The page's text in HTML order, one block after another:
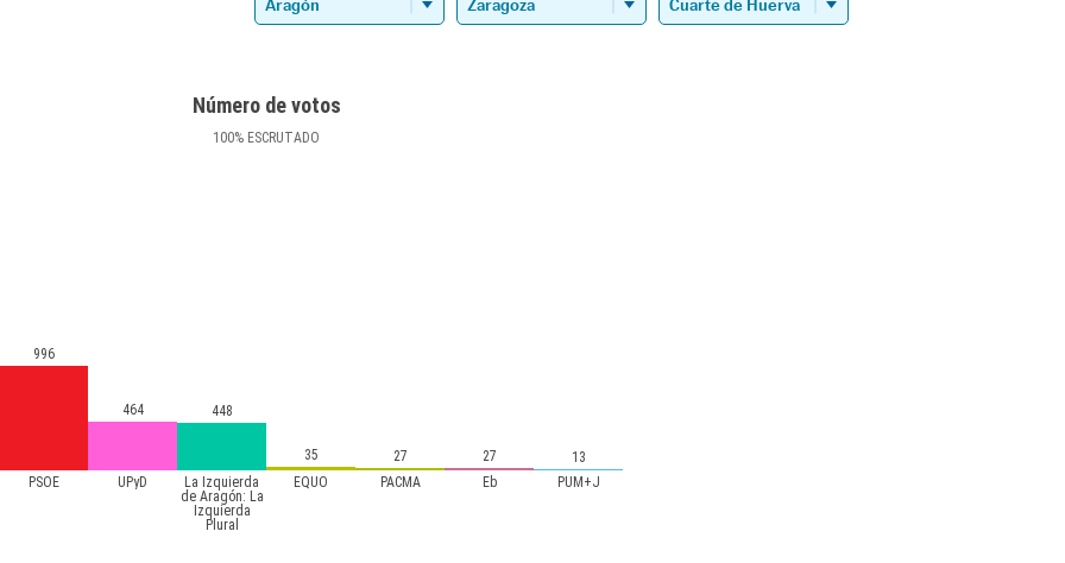
Número de votos
100% ESCRUTADO
PSOE UPyD
La Izquierda
de Aragón: La
Izquierda
Plural
EQUO PACMA Eb PUM+J
996
464 448
35 27 27 13